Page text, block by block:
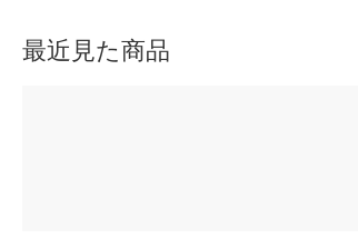
最近見た商品